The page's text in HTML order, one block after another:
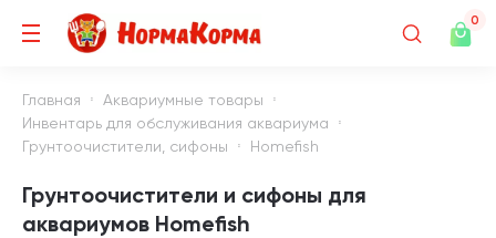
0
Главная
Аквариумные товары
Инвентарь для обслуживания аквариума
Грунтоочистители, сифоны
Homefish
Грунтоочистители и сифоны для
аквариумов Homefish